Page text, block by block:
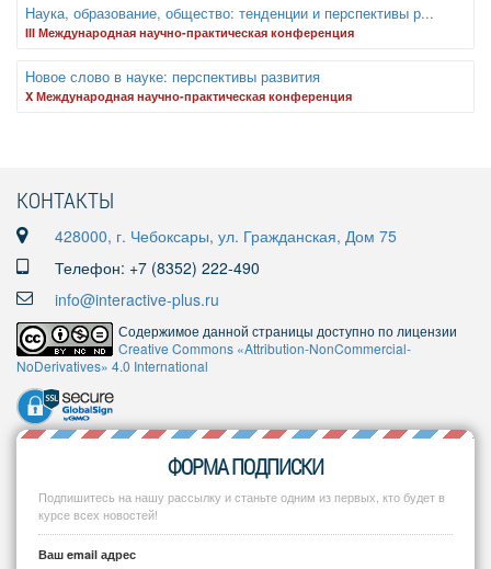
Наука, образование, общество: тенденции и перспективы р...
III Международная научно-практическая конференция
Новое слово в науке: перспективы развития
X Международная научно-практическая конференция
КОНТАКТЫ
428000, г. Чебоксары, ул. Гражданская, Дом 75
Телефон: +7 (8352) 222-490
info@interactive-plus.ru
Содержимое данной страницы доступно по лицензии
Creative Commons «Attribution-NonCommercial-
NoDerivatives» 4.0 International
ФОРМА ПОДПИСКИ
Подпишитесь на нашу рассылку и станьте одним из первых, кто будет в
курсе всех новостей!
Ваш email адрес